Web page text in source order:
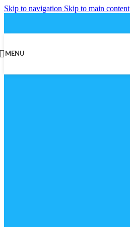
Skip to navigation Skip to main content
MENU